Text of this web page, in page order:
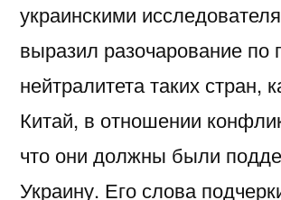
украинскими
выразил разочарование по
нейтралитета таких стран,
Китай, в отношении
что они должны были
Украину. Его слова